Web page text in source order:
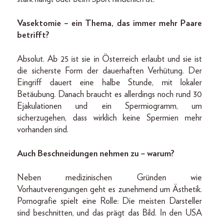
Vasektomie – ein Thema, das immer mehr Paare
betrifft?
Absolut. Ab 25 ist sie in Österreich erlaubt und sie ist
die sicherste Form der dauerhaften Verhütung. Der
Eingriff dauert eine halbe Stunde, mit lokaler
Betäubung. Danach braucht es allerdings noch rund 30
Ejakulationen und ein Spermiogramm, um
sicherzugehen, dass wirklich keine Spermien mehr
vorhanden sind.
Auch Beschneidungen nehmen zu – warum?
Neben medizinischen Gründen wie
Vorhautverengungen geht es zunehmend um Ästhetik.
Pornografie spielt eine Rolle: Die meisten Darsteller
sind beschnitten, und das prägt das Bild. In den USA